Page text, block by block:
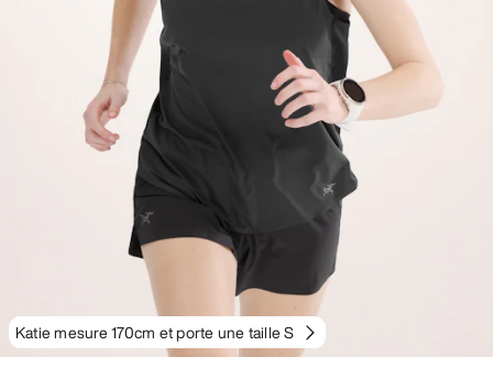
Katie mesure 170cm et porte une taille S